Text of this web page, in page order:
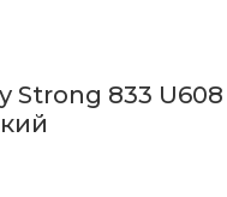
Strong 833 U608